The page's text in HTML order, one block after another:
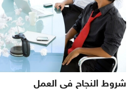
شروط النجاح في العمل